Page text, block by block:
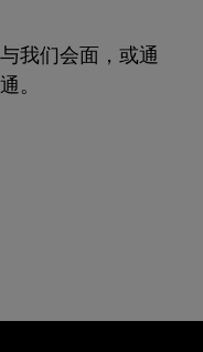
我们会面，或通
。